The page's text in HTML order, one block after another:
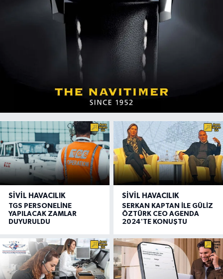
SIVIL HAVACILIK
TGS PERSONELİNE
YAPILACAK ZAMLAR
DUYURULDU
SIVIL HAVACILIK
SERKAN KAPTAN İLE GÜLİZ
ÖZTÜRK CEO AGENDA
2024'TE KONUŞTU